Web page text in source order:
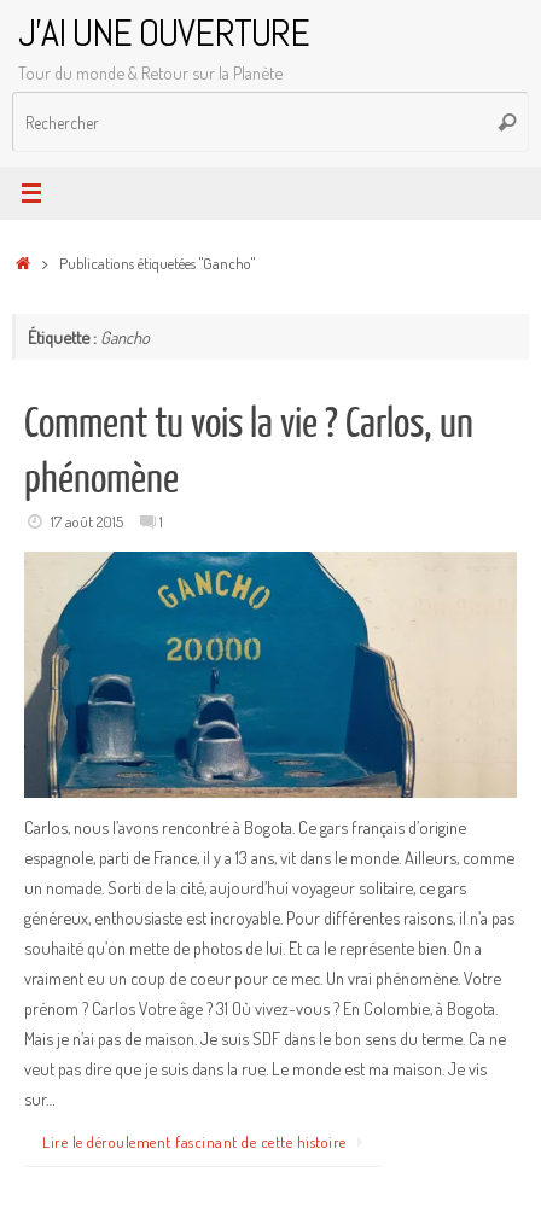
contenu
J'AI UNE OUVERTURE
Tour du monde & Retour sur la Planète
AccueilPublications étiquetées "Gancho"
Étiquette : Gancho
Comment tu vois la vie ? Carlos, un
phénomène
17 août 2015 1
Carlos, nous l’avons rencontré à Bogota. Ce gars français d’origine
espagnole, parti de France, il y a 13 ans, vit dans le monde. Ailleurs, comme
un nomade. Sorti de la cité, aujourd’hui voyageur solitaire, ce gars
généreux, enthousiaste est incroyable. Pour différentes raisons, il n’a pas
souhaité qu’on mette de photos de lui. Et ca le représente bien. On a
vraiment eu un coup de coeur pour ce mec. Un vrai phénomène. Votre
prénom ? Carlos Votre âge ? 31 Où vivez-vous ? En Colombie, à Bogota.
Mais je n’ai pas de maison. Je suis SDF dans le bon sens du terme. Ca ne
veut pas dire que je suis dans la rue. Le monde est ma maison. Je vis
sur…
Lire le déroulement fascinant de cette histoire